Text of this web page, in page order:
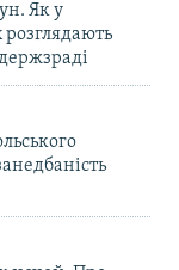
Як у